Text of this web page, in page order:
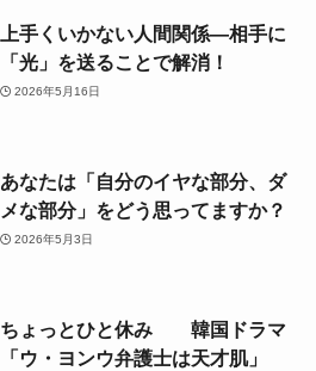
上手くいかない人間関係―相手に
「光」を送ることで解消！
2026年5月16日
あなたは「自分のイヤな部分、ダ
メな部分」をどう思ってますか？
2026年5月3日
ちょっとひと休み 韓国ドラマ
「ウ・ヨンウ弁護士は天才肌」